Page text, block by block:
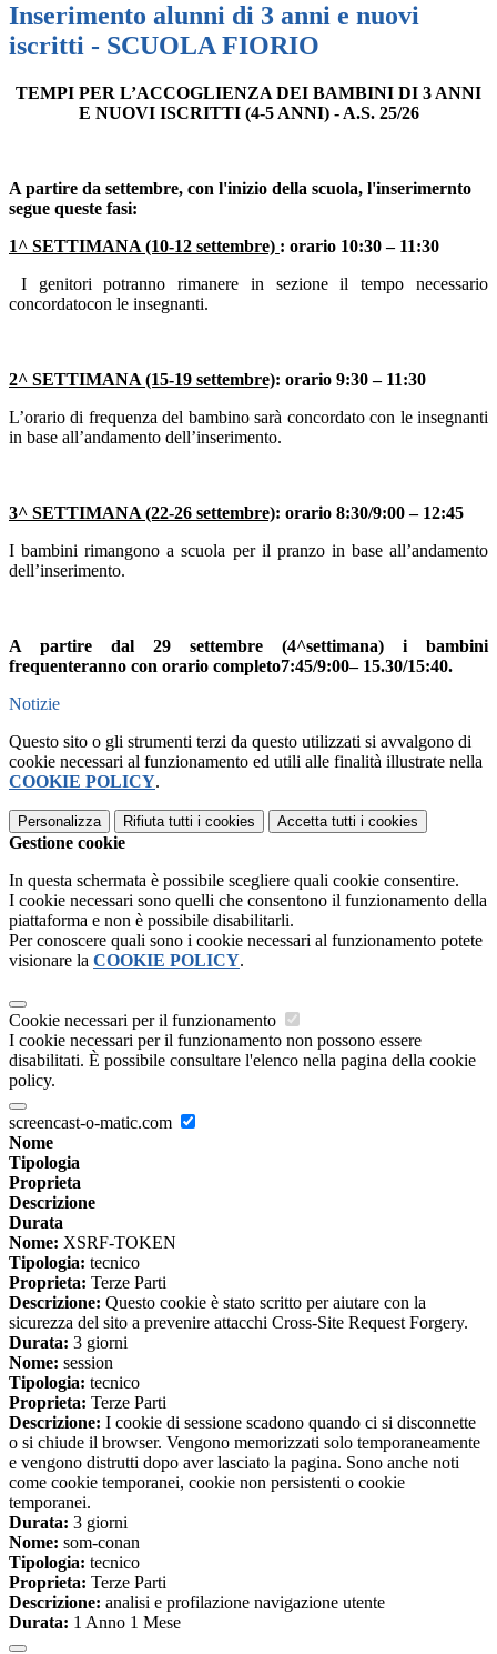
Inserimento alunni di 3 anni e nuovi
iscritti - SCUOLA FIORIO
TEMPI PER L’ACCOGLIENZA DEI BAMBINI DI 3 ANNI
E NUOVI ISCRITTI (4-5 ANNI) - A.S. 25/26
A partire da settembre, con l'inizio della scuola, l'inserimernto
segue queste fasi:
1^ SETTIMANA (10-12 settembre) : orario 10:30 – 11:30
I genitori potranno rimanere in sezione il tempo necessario
concordatocon le insegnanti.
2^ SETTIMANA (15-19 settembre): orario 9:30 – 11:30
L’orario di frequenza del bambino sarà concordato con le insegnanti
in base all’andamento dell’inserimento.
3^ SETTIMANA (22-26 settembre): orario 8:30/9:00 – 12:45
I bambini rimangono a scuola per il pranzo in base all’andamento
dell’inserimento.
A partire dal 29 settembre (4^settimana) i bambini
frequenteranno con orario completo7:45/9:00– 15.30/15:40.
Notizie
Questo sito o gli strumenti terzi da questo utilizzati si avvalgono di
cookie necessari al funzionamento ed utili alle finalità illustrate nella
COOKIE POLICY.
Personalizza Rifiuta tutti i cookies Accetta tutti i cookies
Gestione cookie
In questa schermata è possibile scegliere quali cookie consentire.
I cookie necessari sono quelli che consentono il funzionamento della
piattaforma e non è possibile disabilitarli.
Per conoscere quali sono i cookie necessari al funzionamento potete
visionare la COOKIE POLICY.
Cookie necessari per il funzionamento
I cookie necessari per il funzionamento non possono essere
disabilitati. È possibile consultare l'elenco nella pagina della cookie
policy.
screencast-o-matic.com
Nome
Tipologia
Proprieta
Descrizione
Durata
Nome: XSRF-TOKEN
Tipologia: tecnico
Proprieta: Terze Parti
Descrizione: Questo cookie è stato scritto per aiutare con la
sicurezza del sito a prevenire attacchi Cross-Site Request Forgery.
Durata: 3 giorni
Nome: session
Tipologia: tecnico
Proprieta: Terze Parti
Descrizione: I cookie di sessione scadono quando ci si disconnette
o si chiude il browser. Vengono memorizzati solo temporaneamente
e vengono distrutti dopo aver lasciato la pagina. Sono anche noti
come cookie temporanei, cookie non persistenti o cookie
temporanei.
Durata: 3 giorni
Nome: som-conan
Tipologia: tecnico
Proprieta: Terze Parti
Descrizione: analisi e profilazione navigazione utente
Durata: 1 Anno 1 Mese